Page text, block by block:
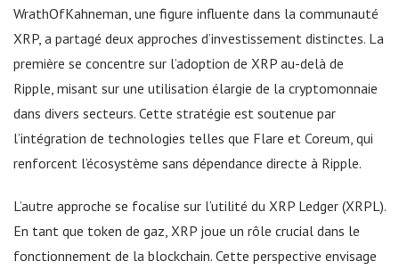
WrathOfKahneman, une figure influente dans la communauté
XRP, a partagé deux approches d’investissement distinctes. La
première se concentre sur l’adoption de XRP au-delà de
Ripple, misant sur une utilisation élargie de la cryptomonnaie
dans divers secteurs. Cette stratégie est soutenue par
l’intégration de technologies telles que Flare et Coreum, qui
renforcent l’écosystème sans dépendance directe à Ripple.
L’autre approche se focalise sur l’utilité du XRP Ledger (XRPL).
En tant que token de gaz, XRP joue un rôle crucial dans le
fonctionnement de la blockchain. Cette perspective envisage